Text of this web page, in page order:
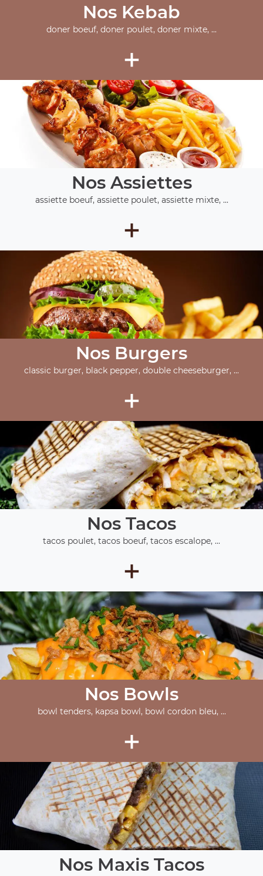
Nos Kebab
doner boeuf, doner poulet, doner mixte, ...
+
Nos Assiettes
assiette boeuf, assiette poulet, assiette mixte, ...
+
Nos Burgers
classic burger, black pepper, double cheeseburger, ...
+
Nos Tacos
tacos poulet, tacos boeuf, tacos escalope, ...
+
Nos Bowls
bowl tenders, kapsa bowl, bowl cordon bleu, ...
+
Nos Maxis Tacos